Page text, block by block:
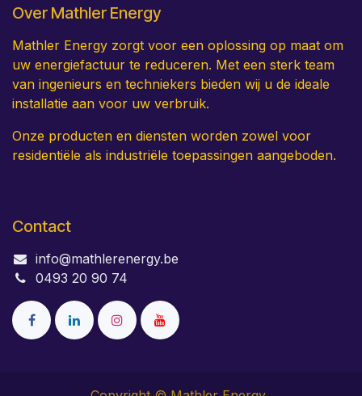
Over Mathler Energy
Mathler Energy zorgt voor een oplossing op maat om
uw energiefactuur te reduceren. Met een sterk team
van ingenieurs en techniekers bieden wij u de ideale
installatie aan voor uw verbruik.
Onze producten en diensten worden zowel voor
residentiële als industriële toepassingen aangeboden.
Contact
info@mathlerenergy.be
0493 20 90 74